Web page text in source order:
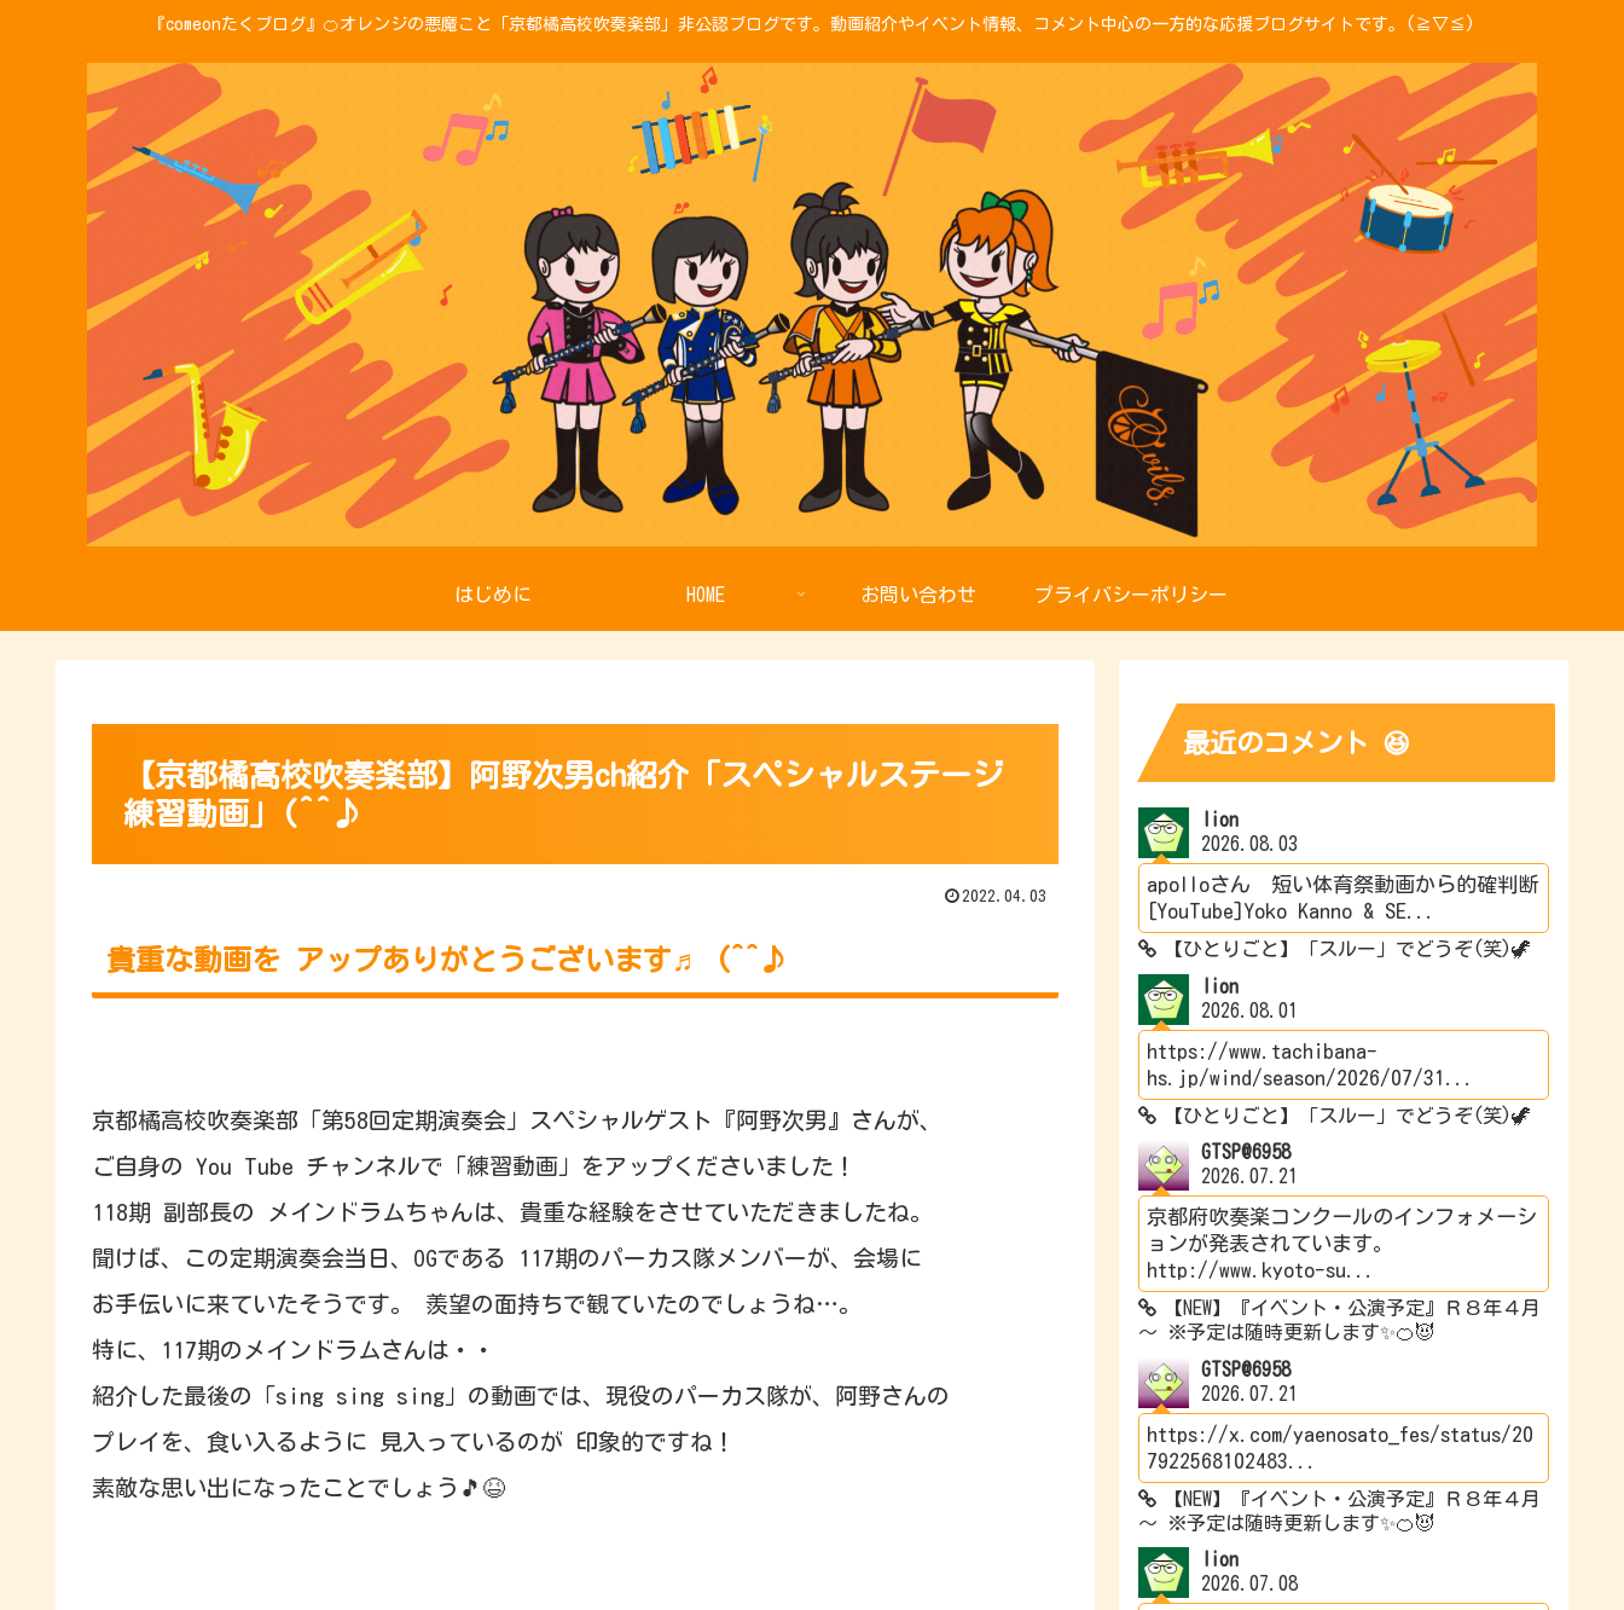
『comeonたくブログ』🍊オレンジの悪魔こと「京都橘高校吹奏楽部」非公認ブログです。動画紹介やイベント情報、コメント中心の一方的な応援ブログサイトです。(≧▽≦)
はじめに HOME お問い合わせ プライバシーポリシー
【京都橘高校吹奏楽部】阿野次男ch紹介「スペシャルステージ
練習動画」(^^♪
2022.04.03
貴重な動画を アップありがとうございます♬ (^^♪
京都橘高校吹奏楽部「第58回定期演奏会」スペシャルゲスト『阿野次男』さんが、
ご自身の You Tube チャンネルで「練習動画」をアップくださいました！
118期 副部長の メインドラムちゃんは、貴重な経験をさせていただきましたね。
聞けば、この定期演奏会当日、OGである 117期のパーカス隊メンバーが、会場に
お手伝いに来ていたそうです。 羨望の面持ちで観ていたのでしょうね…。
特に、117期のメインドラムさんは・・
紹介した最後の「sing sing sing」の動画では、現役のパーカス隊が、阿野さんの
プレイを、食い入るように 見入っているのが 印象的ですね！
素敵な思い出になったことでしょう🎵😆
最近のコメント 😆
lion
2026.08.03
apolloさん 短い体育祭動画から的確判断
[YouTube]Yoko Kanno & SE...
【ひとりごと】「スルー」でどうぞ(笑)🦖
lion
2026.08.01
https://www.tachibana-
hs.jp/wind/season/2026/07/31...
【ひとりごと】「スルー」でどうぞ(笑)🦖
GTSP@6958
2026.07.21
京都府吹奏楽コンクールのインフォメーシ
ョンが発表されています。
http://www.kyoto-su...
【NEW】『イベント・公演予定』Ｒ８年４月
～ ※予定は随時更新します✨🍊😈
GTSP@6958
2026.07.21
https://x.com/yaenosato_fes/status/20
7922568102483...
【NEW】『イベント・公演予定』Ｒ８年４月
～ ※予定は随時更新します✨🍊😈
lion
2026.07.08